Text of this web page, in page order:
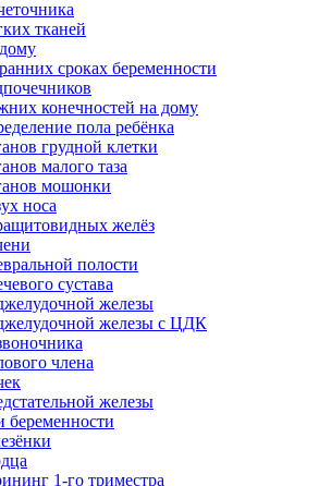
тканей
сроках беременности
конечностей на дому
пола ребёнка
грудной клетки
малого таза
мошонки
носа
желёз
полости
сустава
железы
железы с ЦДК
члена
железы
1-го триместра